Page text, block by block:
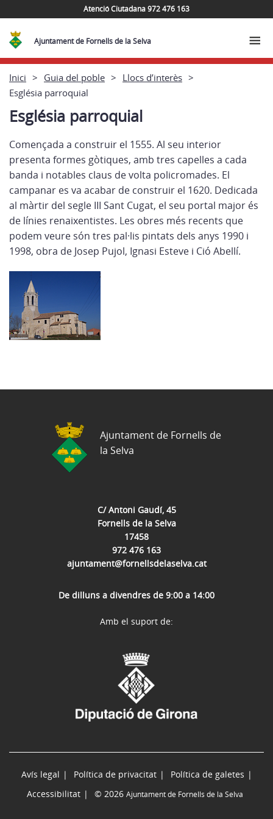
Atenció Ciutadana 972 476 163
Ajuntament de Fornells de la Selva
Inici Guia del poble
Llocs d’interès
Església parroquial
Església parroquial
Començada a construir el 1555. Al seu interior
presenta formes gòtiques, amb tres capelles a cada
banda i notables claus de volta policromades. El
campanar es va acabar de construir el 1620. Dedicada
al màrtir del segle III Sant Cugat, el seu portal major és
de línies renaixentistes. Les obres més recents que
podem veure són tres pal·lis pintats dels anys 1990 i
1998, obra de Josep Pujol, Ignasi Esteve i Ció Abellí.
C/ Antoni Gaudí, 45
Fornells de la Selva
17458
972 476 163
ajuntament@fornellsdelaselva.cat
De dilluns a divendres de 9:00 a 14:00
Ajuntament de Fornells de
la Selva
Avís legal Política de privacitat
Política de galetes
Accessibilitat
© 2026 Ajuntament de Fornells de la Selva
Amb el suport de: